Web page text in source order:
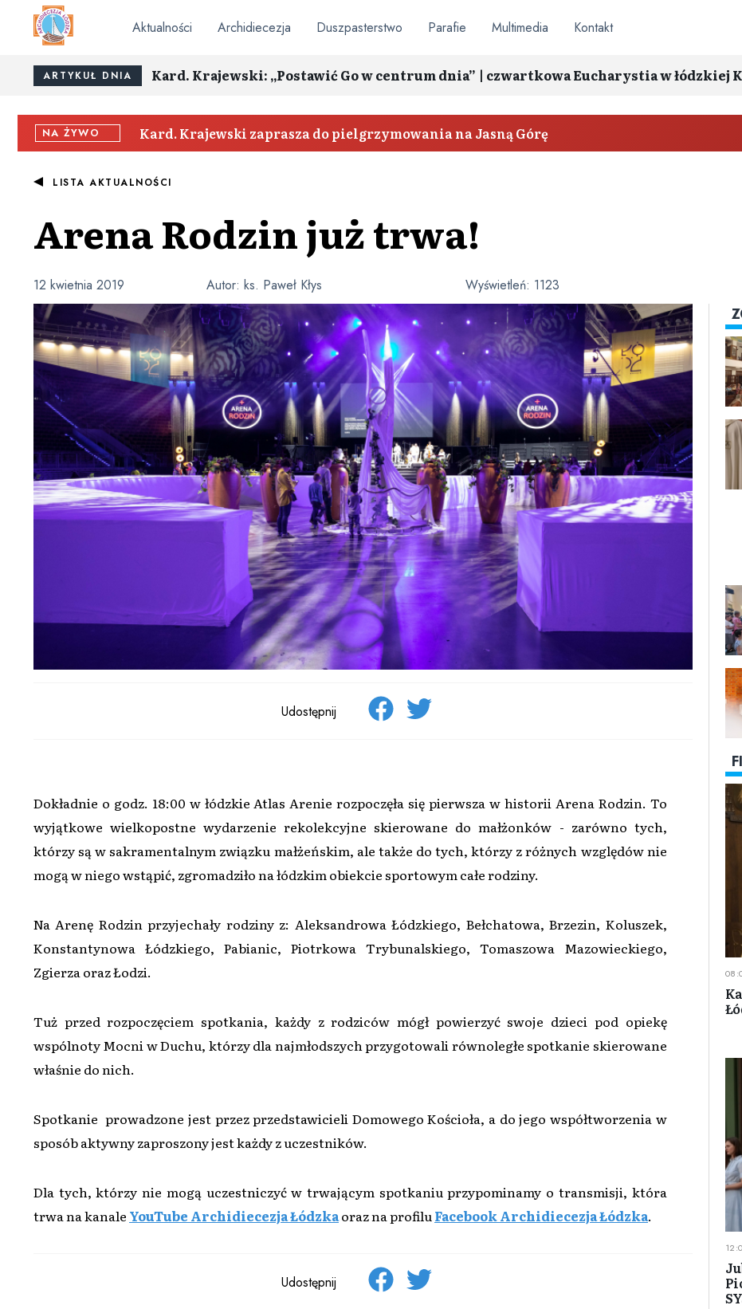
Aktualności Archidiecezja Duszpasterstwo Parafie Multimedia Kontakt
ARTYKUŁ DNIA Kard. Krajewski: „Postawić Go w centrum dnia” | czwartkowa Eucharystia w łódzkiej
NA ŻYWO Kard. Krajewski zaprasza do pielgrzymowania na Jasną Górę
LISTA AKTUALNOŚCI
Arena Rodzin już trwa!
Autor: ks. Paweł Kłys
12 kwietnia 2019 Wyświetleń: 1123
Udostępnij
Dokładnie o godz. 18:00 w łódzkie Atlas Arenie rozpoczęła się pierwsza w historii Arena Rodzin. To
wyjątkowe wielkopostne wydarzenie rekolekcyjne skierowane do małżonków - zarówno tych,
którzy są w sakramentalnym związku małżeńskim, ale także do tych, którzy z różnych względów nie
mogą w niego wstąpić, zgromadziło na łódzkim obiekcie sportowym całe rodziny.
Na Arenę Rodzin przyjechały rodziny z: Aleksandrowa Łódzkiego, Bełchatowa, Brzezin, Koluszek,
Konstantynowa Łódzkiego, Pabianic, Piotrkowa Trybunalskiego, Tomaszowa Mazowieckiego,
Zgierza oraz Łodzi.
Tuż przed rozpoczęciem spotkania, każdy z rodziców mógł powierzyć swoje dzieci pod opiekę
wspólnoty Mocni w Duchu, którzy dla najmłodszych przygotowali równoległe spotkanie skierowane
właśnie do nich.
Spotkanie prowadzone jest przez przedstawicieli Domowego Kościoła, a do jego współtworzenia w
sposób aktywny zaproszony jest każdy z uczestników.
Dla tych, którzy nie mogą uczestniczyć w trwającym spotkaniu przypominamy o transmisji, która
trwa na kanale YouTube Archidiecezja Łódzkaoraz na profiluFacebook Archidiecezja Łódzka.
Udostępnij